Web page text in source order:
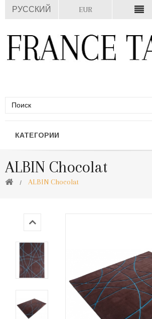
РУССКИЙ EUR
КАТЕГОРИИ
ALBIN Chocolat
ALBIN Chocolat